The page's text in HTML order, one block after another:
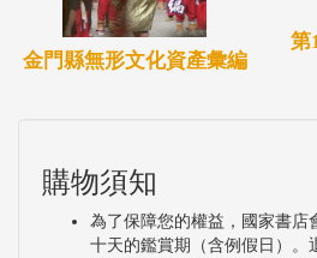
金門縣無形文化資產彙編
第
購物須知
為了保障您的權益，國家書店
十天的鑑賞期（含例假日）。